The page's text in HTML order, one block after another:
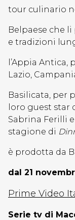
tour culinario
Belpaese che
e tradizioni
l’Appia
Lazio,
Basilicata, per
loro guest star
Sabrina Ferilli
stagione di
è prodotta da
dal 21
Prime Video
Serie tv di